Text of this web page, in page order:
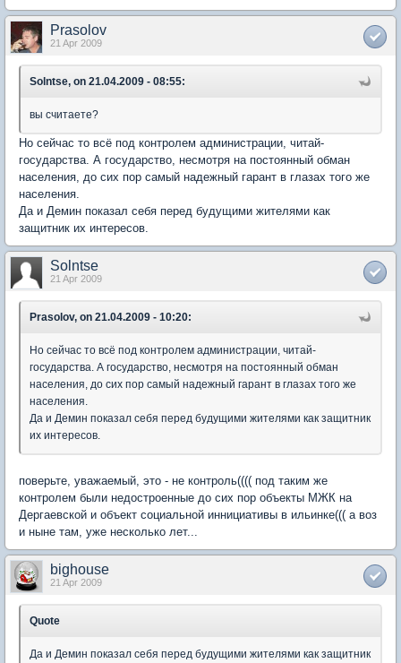
Prasolov
21 Apr 2009
Solntse, on 21.04.2009 - 08:55:
вы считаете?
Но сейчас то всё под контролем администрации, читай-
государства. А государство, несмотря на постоянный обман
населения, до сих пор самый надежный гарант в глазах того же
населения.
Да и Демин показал себя перед будущими жителями как
защитник их интересов.
Solntse
21 Apr 2009
Prasolov, on 21.04.2009 - 10:20:
Но сейчас то всё под контролем администрации, читай-
государства. А государство, несмотря на постоянный обман
населения, до сих пор самый надежный гарант в глазах того же
населения.
Да и Демин показал себя перед будущими жителями как защитник
их интересов.
поверьте, уважаемый, это - не контроль(((( под таким же
контролем были недостроенные до сих пор объекты МЖК на
Дергаевской и объект социальной иннициативы в ильинке((( а воз
и ныне там, уже несколько лет...
bighouse
21 Apr 2009
Quote
Да и Демин показал себя перед будущими жителями как защитник